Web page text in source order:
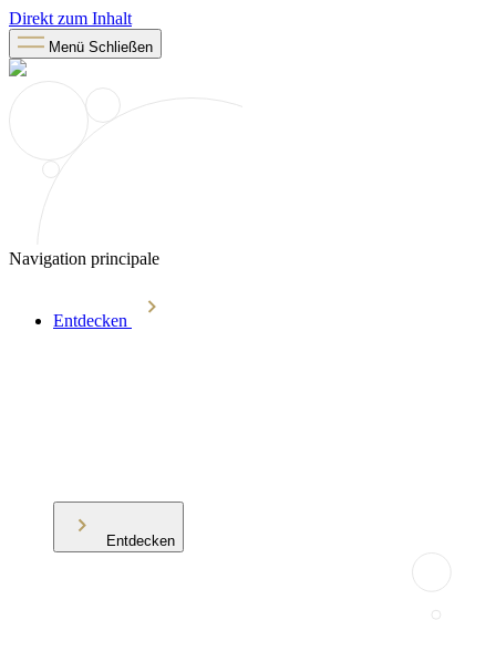
Direkt zum Inhalt
Menü Schließen
Navigation principale
Entdecken
Entdecken